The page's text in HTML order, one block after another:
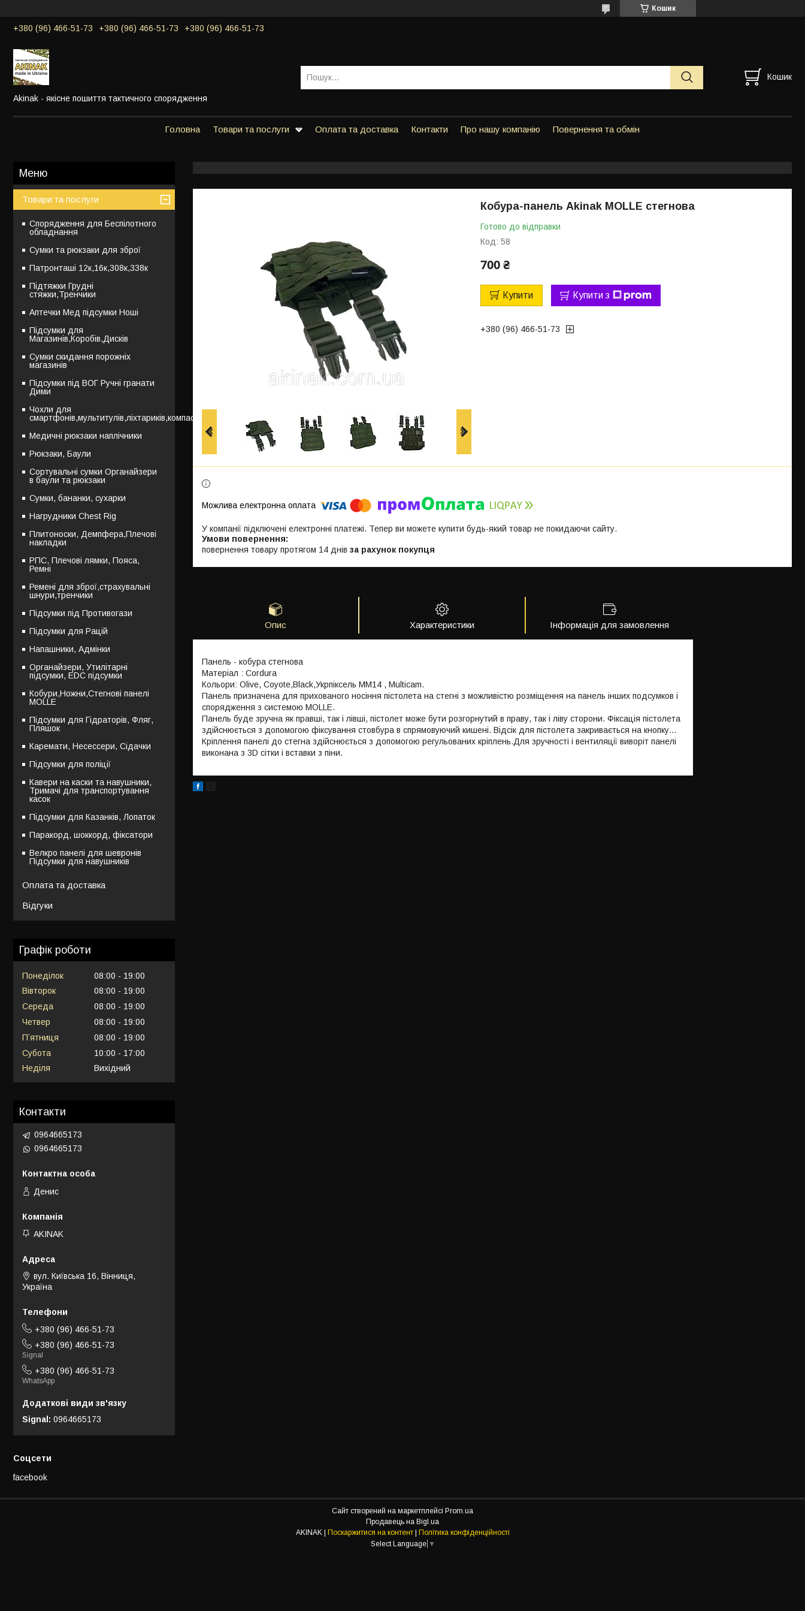
Кошик
+380 (96) 466-51-73 +380 (96) 466-51-73 +380 (96) 466-51-73
Akinak - якісне пошиття тактичного спорядження
Кошик
Головна Товари та послуги Оплата та доставка Контакти Про нашу компанію Повернення та обмін
Кобура-панель Akinak MOLLE стегнова
Готово до відправки
Код: 58
700 ₴
Купити Купити з
+380 (96) 466-51-73
У компанії підключені електронні платежі. Тепер ви можете купити будь-який товар не покидаючи сайту.
повернення товару протягом 14 днів за рахунок покупця
Опис Характеристики Інформація для замовлення
Панель - кобура стегнова
Матеріал : Cordura
Кольори: Olive, Coyote,Black,Укрпіксель ММ14 , Multicam.
Панель призначена для прихованого носіння пістолета на стегні з можливістю розміщення на панель інших подсумков і
спорядження з системою MOLLE.
Панель буде зручна як правші, так і лівші, пістолет може бути розгорнутий в праву, так і ліву сторони. Фіксація пістолета
здійснюється з допомогою фіксування стовбура в спрямовуючий кишені. Відсік для пістолета закривається на кнопку...
Кріплення панелі до стегна здійснюється з допомогою регульованих кріплень.Для зручності і вентиляції виворіт панелі
виконана з 3D сітки і вставки з піни.
Товари та послуги
Спорядження для Беспілотного
обладнання
Сумки та рюкзаки для зброї
Патронташі 12к,16к,308к,338к
Підтяжки Грудні
стяжки,Тренчики
Аптечки Мед підсумки Ноші
Підсумки для
Магазинів,Коробів,Дисків
Сумки скидання порожніх
магазинів
Підсумки під ВОГ Ручні гранати
Дими
Чохли для
смартфонів,мультитулів,ліхтариків,компасів
Медичні рюкзаки наплічники
Рюкзаки, Баули
Сортувальні сумки Органайзери
в баули та рюкзаки
Сумки, бананки, сухарки
Нагрудники Chest Rig
Плитоноски, Демпфера,Плечові
накладки
РПС, Плечові лямки, Пояса,
Ремні
Ремені для зброї,страхувальні
шнури,тренчики
Підсумки під Противогази
Підсумки для Рацій
Напашники, Адмінки
Органайзери, Утилітарні
підсумки, EDC підсумки
Кобури,Ножни,Стегнові панелі
MOLLE
Підсумки для Гідраторів, Фляг,
Пляшок
Каремати, Несессери, Сідачки
Підсумки для поліції
Кавери на каски та навушники,
Тримачі для транспортування
касок
Підсумки для Казанків, Лопаток
Паракорд, шоккорд, фіксатори
Велкро панелі для шевронів
Підсумки для навушників
Оплата та доставка
Відгуки
Графік роботи
Понеділок 08:00
19:00
Вівторок
08:00
19:00
Середа
08:00
19:00
Четвер
08:00
19:00
Пʼятниця
08:00
19:00
Субота
10:00
17:00
Неділя
Вихідний
Контакти
0964665173
0964665173
Денис
AKINAK
вул. Київська 16, Вінниця,
Україна
+380 (96) 466-51-73
+380 (96) 466-51-73
Signal
+380 (96) 466-51-73
WhatsApp
Signal 0964665173
Соцсети
facebook
Сайт створений на маркетплейсі Prom.ua
Продавець на Bigl.ua
Поскаржитися на контент
Політика конфіденційності
Select Language ▼